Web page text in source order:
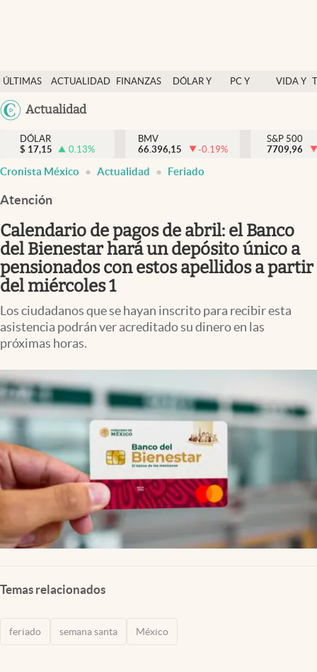
ÚLTIMAS
NOTICIAS
ACTUALIDAD
FINANZAS
DÓLAR Y
PC Y
VIDA Y
México
Actualidad
Actualidad
Finanzas y economía
Dólar y mercados
Pc y celular
Vida y estilo
Clima
Espiritualidad
Mediakit
abre en nueva pestaña
DÓLAR
$ 17,15 0.13%
BMV
66.396,15
-0.19%
S&P 500
7709,96
Cronista México Actualidad Feriado
Atención
Calendario de pagos de abril: el Banco
del Bienestar hará un depósito único a
pensionados con estos apellidos a partir
del miércoles 1
Los ciudadanos que se hayan inscrito para recibir esta
asistencia podrán ver acreditado su dinero en las
próximas horas.
Temas relacionados
feriado semana santa México